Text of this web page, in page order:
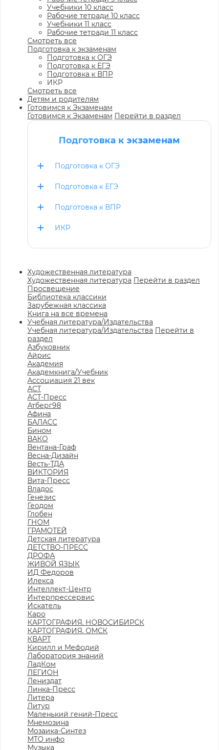
Учебники 10 класс
Рабочие тетради 10 класс
Учебники 11 класс
Рабочие тетради 11 класс
Смотреть все
Подготовка к экзаменам
Подготовка к ОГЭ
Подготовка к ЕГЭ
Подготовка к ВПР
ИКР
Смотреть все
Детям и родителям
Готовимся к Экзаменам
Готовимся к Экзаменам Перейти в раздел
Подготовка к экзаменам
Подготовка к ОГЭ
Подготовка к ЕГЭ
Подготовка к ВПР
ИКР
Художественная литература
Художественная литература Перейти в раздел
Просвещение
Библиотека классики
Зарубежная классика
Книга на все времена
Учебная литература/Издательства
Учебная литература/Издательства Перейти в
раздел
Азбуковник
Айрис
Академия
Академкнига/Учебник
Ассоциация 21 век
АСТ
АСТ-Пресс
Атберг98
Афина
БАЛАСС
Бином
ВАКО
Вентана-Граф
Весна-Дизайн
Весть-ТДА
ВИКТОРИЯ
Вита-Пресс
Владос
Генезис
Геодом
Глобен
ГНОМ
ГРАМОТЕЙ
Детская литература
ДЕТСТВО-ПРЕСС
ДРОФА
ЖИВОЙ ЯЗЫК
ИД Федоров
Илекса
Интеллект-Центр
Интерпрессервис
Искатель
Каро
КАРТОГРАФИЯ. НОВОСИБИРСК
КАРТОГРАФИЯ. ОМСК
КВАРТ
Кирилл и Мефодий
Лаборатория знаний
ЛадКом
ЛЕГИОН
Лениздат
Линка-Пресс
Литера
Литур
Маленький гений-Пресс
Мнемозина
Мозаика-Синтез
МТО инфо
Музыка